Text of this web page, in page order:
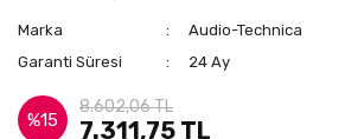
Marka
Audio-Technica
Garanti Süresi
24 Ay
%15
8.602,06 TL
7.311,75 TL